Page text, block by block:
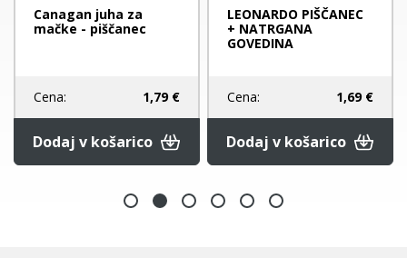
Canagan juha za
mačke - piščanec
Cena: 1,79 €
Dodaj v košarico
LEONARDO PIŠČANEC
+ NATRGANA
GOVEDINA
Cena: 1,69 €
Dodaj v košarico